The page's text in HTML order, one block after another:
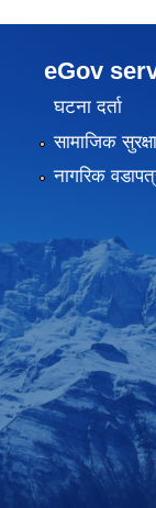
eGov
घटना दर्ता
सामाजिक सुरक्षा
नागरिक